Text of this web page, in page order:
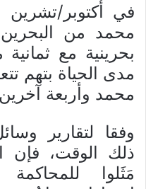
محمد من
بحرينية مع
مدى الحياة بتهم
محمد وأربعة آخرين
وفقا لتقارير
ذلك الوقت، فإن
مَثَلوا